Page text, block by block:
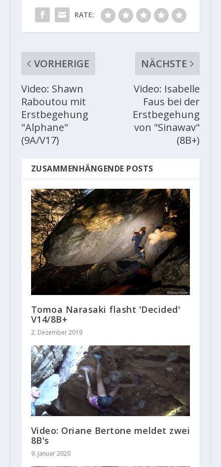
RATE:
VORHERIGE
Video: Shawn
Raboutou mit
Erstbegehung
"Alphane"
(9A/V17)
NÄCHSTE
Video: Isabelle
Faus bei der
Erstbegehung
von "Sinawav"
(8B+)
ZUSAMMENHÄNGENDE POSTS
Tomoa Narasaki flasht 'Decided'
V14/8B+
2. Dezember 2019
Video: Oriane Bertone meldet zwei
8B's
9. Januar 2020